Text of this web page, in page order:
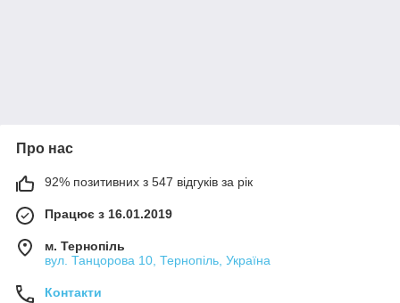
Про нас
92% позитивних з 547 відгуків за рік
Працює з 16.01.2019
м. Тернопіль
вул. Танцорова 10, Тернопіль, Україна
Контакти